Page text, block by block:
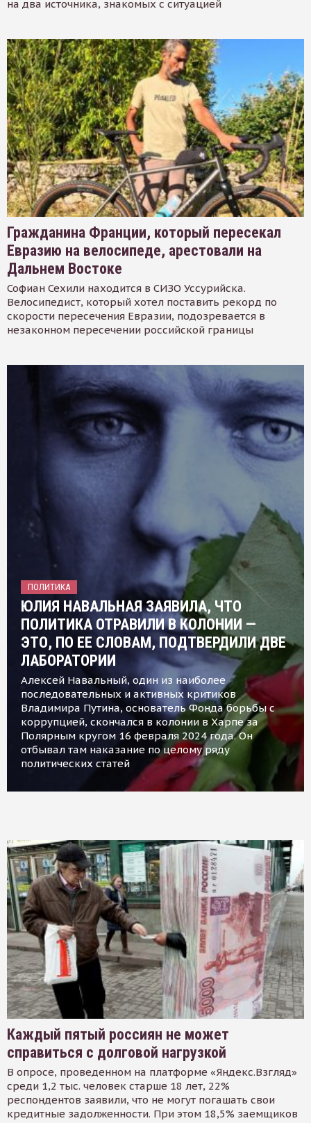
на два источника, знакомых с ситуацией
Гражданина Франции, который пересекал
Евразию на велосипеде, арестовали на
Дальнем Востоке
Софиан Сехили находится в СИЗО Уссурийска.
Велосипедист, который хотел поставить рекорд по
скорости пересечения Евразии, подозревается в
незаконном пересечении российской границы
ПОЛИТИКА
ЮЛИЯ НАВАЛЬНАЯ ЗАЯВИЛА, ЧТО
ПОЛИТИКА ОТРАВИЛИ В КОЛОНИИ —
ЭТО, ПО ЕЕ СЛОВАМ, ПОДТВЕРДИЛИ ДВЕ
ЛАБОРАТОРИИ
Алексей Навальный, один из наиболее
последовательных и активных критиков
Владимира Путина, основатель Фонда борьбы с
коррупцией, скончался в колонии в Харпе за
Полярным кругом 16 февраля 2024 года. Он
отбывал там наказание по целому ряду
политических статей
Каждый пятый россиян не может
справиться с долговой нагрузкой
В опросе, проведенном на платформе «Яндекс.Взгляд»
среди 1,2 тыс. человек старше 18 лет, 22%
респондентов заявили, что не могут погашать свои
кредитные задолженности. При этом 18,5% заемщиков